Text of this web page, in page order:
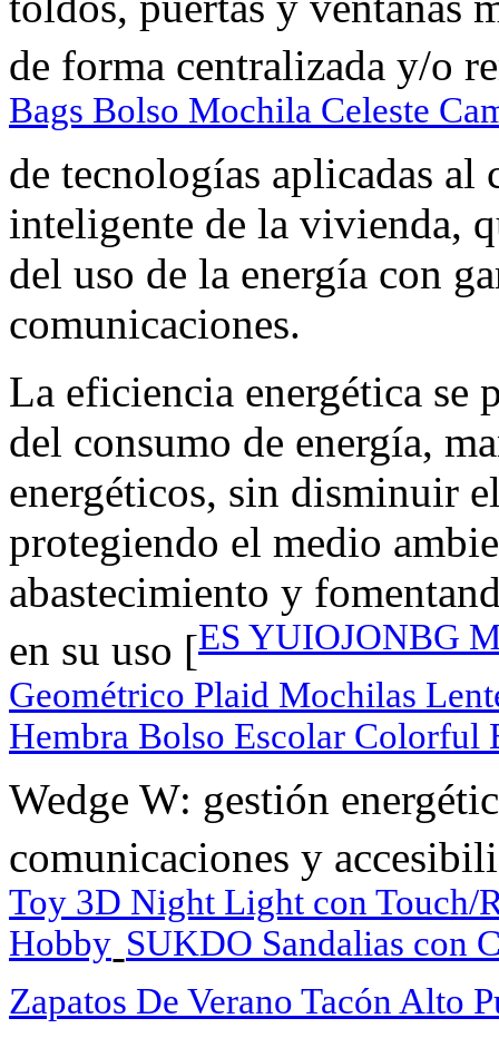
de forma centralizada y/o
Bags Bolso Mochila Celeste
de tecnologías aplicadas
inteligente de la vivienda,
del uso de la energía con
comunicaciones.
La eficiencia energética se
del consumo de energía,
energéticos, sin disminuir
protegiendo el medio
abastecimiento y
en su uso [ES YUIOJONBG
Geométrico Plaid Mochilas
Hembra Bolso Escolar Colorful
Wedge W: gestión
comunicaciones y
Toy 3D Night Light con Touch/
Hobby-SUKDO Sandalias con
Zapatos De Verano Tacón Alto